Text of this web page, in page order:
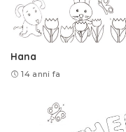
Hana
14 anni fa